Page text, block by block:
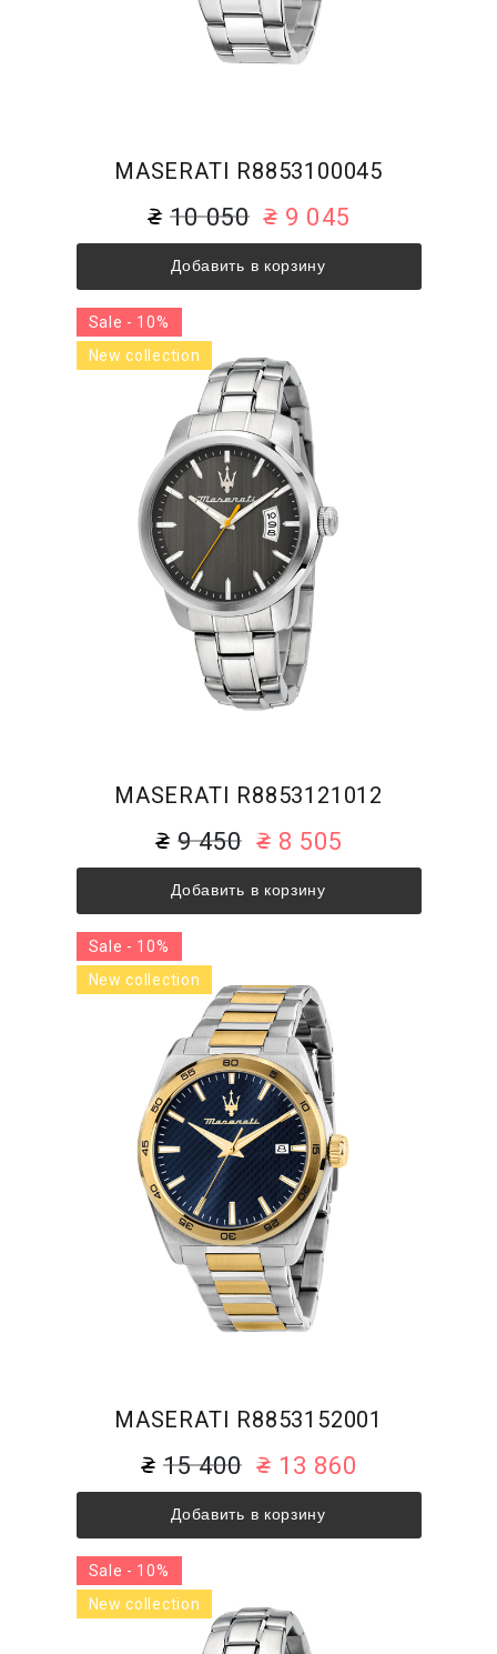
MASERATI R8853100045
10 050 9 045
Добавить в корзину
MASERATI R8853121012
9 450 8 505
Добавить в корзину
Sale - 10%
New collection
MASERATI R8853152001
15 400 13 860
Добавить в корзину
Sale - 10%
New collection
Sale - 10%
New collection